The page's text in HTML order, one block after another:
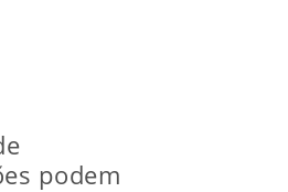
podem